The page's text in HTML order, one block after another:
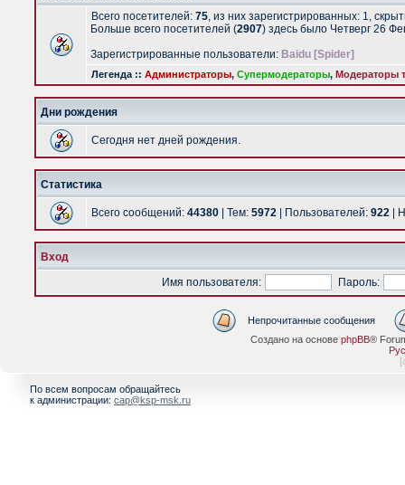
Всего посетителей: 75, из них зарегистрированных: 1,
Больше всего посетителей (2907) здесь было Четверг 26
Зарегистрированные пользователи: Baidu [Spider]
Легенда :: Администраторы, Супермодераторы, Модераторы
Дни рождения
Сегодня нет дней рождения.
Статистика
Всего сообщений: 44380 | Тем: 5972 | Пользователей: 922 |
Вход
Имя пользователя:
Пароль:
Непрочитанные сообщения
Создано на основе phpBB®
[
По всем вопросам обращайтесь
к администрации: cap@ksp-msk.ru